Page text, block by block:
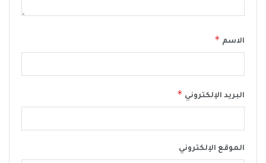
الاسم *
البريد الإلكتروني *
الموقع الإلكتروني